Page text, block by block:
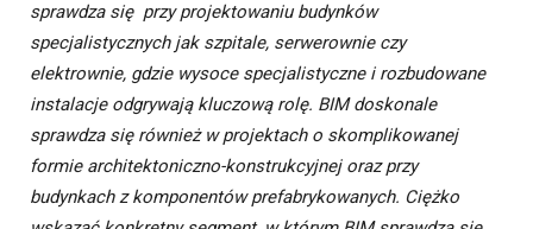
sprawdza się przy projektowaniu budynków
specjalistycznych jak szpitale, serwerownie czy
elektrownie, gdzie wysoce specjalistyczne i rozbudowane
instalacje odgrywają kluczową rolę. BIM doskonale
sprawdza się również w projektach o skomplikowanej
formie architektoniczno-konstrukcyjnej oraz przy
budynkach z komponentów prefabrykowanych. Ciężko